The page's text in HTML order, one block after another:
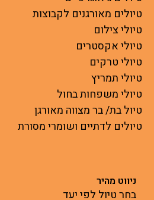
ניווט מהיר
בחר טיול לפי יעד
טיולים מאורגנים לקבוצות
טיולי צילום
טיולי אקסטרים
טיולי טרקים
טיולי תמריץ
טיולי משפחות בחול
טיול בת/ בר מצווה מאורגן
טיולים לדתיים ושומרי מסורת